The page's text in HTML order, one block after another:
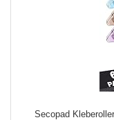
Secopad